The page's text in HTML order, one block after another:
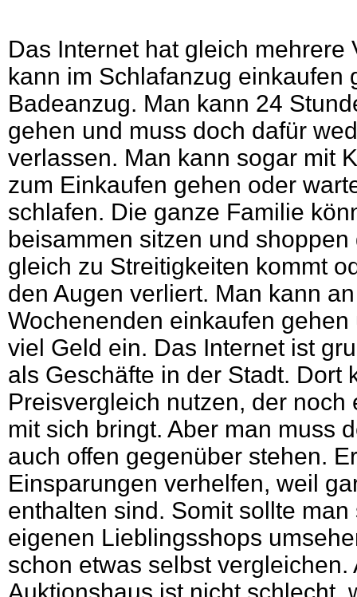
Das Internet hat gleich mehrere
kann im Schlafanzug einkaufen
Badeanzug. Man kann 24
gehen und muss doch dafür
verlassen. Man kann sogar mit
zum Einkaufen gehen oder
schlafen. Die ganze Familie
beisammen sitzen und
gleich zu Streitigkeiten kommt
den Augen verliert. Man kann
Wochenenden einkaufen
viel Geld ein. Das Internet ist
als Geschäfte in der Stadt. Dort
Preisvergleich nutzen, der
mit sich bringt. Aber man muss
auch offen gegenüber stehen.
Einsparungen verhelfen, weil
enthalten sind. Somit sollte
eigenen Lieblingsshops
schon etwas selbst vergleichen.